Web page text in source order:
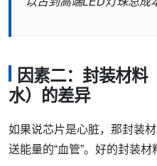
因素二：封装材料
水）的差异
如果说芯片是心脏，那封装
送能量的“血管”。好的封装